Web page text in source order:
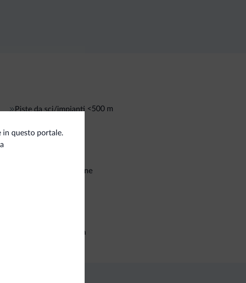
Piste da sci/impianti <500 m
Maneggio/Equitazione
Cassetta di sicurezza
questo portale.